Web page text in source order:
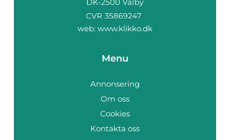
web: www.klikko.dk
Menu
Annonsering
Om oss
Cookies
Kontakta oss